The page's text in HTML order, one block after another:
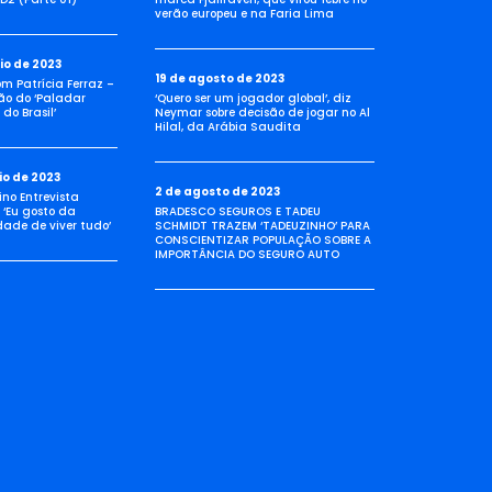
de 2023
Patrícia Ferraz –
do ‘Paladar
Brasil’
de 2023
Entrevista
gosto da
de viver tudo’
verão europeu e na Faria Lima
19 de agosto de 2023
‘Quero ser um jogador global’, diz
Neymar sobre decisão de jogar no Al
Hilal, da Arábia Saudita
2 de agosto de 2023
BRADESCO SEGUROS E TADEU
SCHMIDT TRAZEM ‘TADEUZINHO’ PARA
CONSCIENTIZAR POPULAÇÃO SOBRE A
IMPORTÂNCIA DO SEGURO AUTO